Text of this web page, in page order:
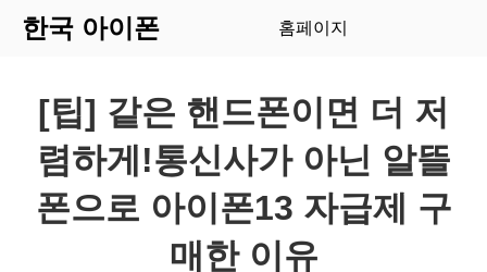
한국 아이폰 홈페이지
[팁] 같은 핸드폰이면 더 저
렴하게!통신사가 아닌 알뜰
폰으로 아이폰13 자급제 구
매한 이유